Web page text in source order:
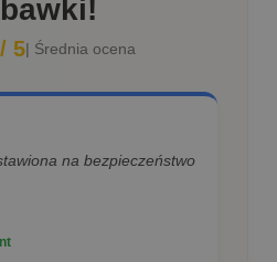
5| Średnia ocena
na bezpieczeństwo